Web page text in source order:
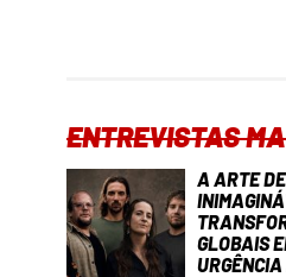
ENTREVISTAS
A ARTE
GLOBAIS